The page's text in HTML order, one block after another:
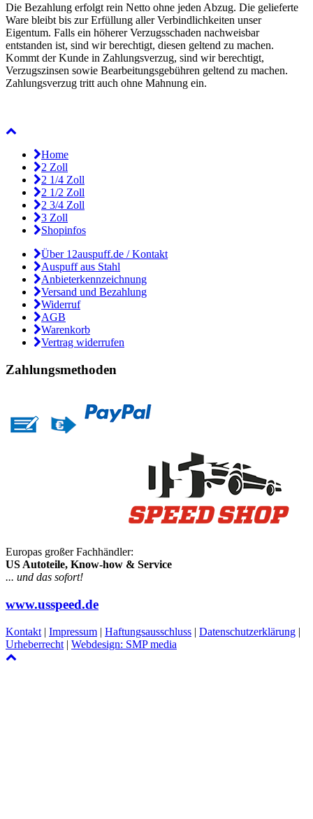
Die Bezahlung erfolgt rein Netto ohne jeden Abzug. Die gelieferte
Ware bleibt bis zur Erfüllung aller Verbindlichkeiten unser
Eigentum. Falls ein höherer Verzugsschaden nachweisbar
entstanden ist, sind wir berechtigt, diesen geltend zu machen.
Kommt der Kunde in Zahlungsverzug, sind wir berechtigt,
Verzugszinsen sowie Bearbeitungsgebühren geltend zu machen.
Zahlungsverzug tritt auch ohne Mahnung ein.
Home
2 Zoll
2 1/4 Zoll
2 1/2 Zoll
2 3/4 Zoll
3 Zoll
Shopinfos
Über 12auspuff.de / Kontakt
Auspuff aus Stahl
Anbieterkennzeichnung
Versand und Bezahlung
Widerruf
AGB
Warenkorb
Vertrag widerrufen
Zahlungsmethoden
Europas großer Fachhändler:
US Autoteile, Know-how & Service
... und das sofort!
www.usspeed.de
Kontakt | Impressum | Haftungsausschluss | Datenschutzerklärung |
Urheberrecht | Webdesign: SMP media